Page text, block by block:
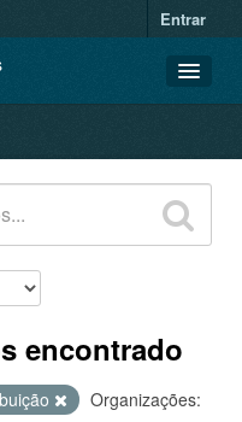
Entrar
encontrado
Organizações: